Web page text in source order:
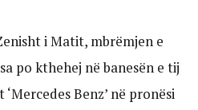
i Matit, mbrëmjen e
po kthehej në banesën e tij
Benz’ në pronësi